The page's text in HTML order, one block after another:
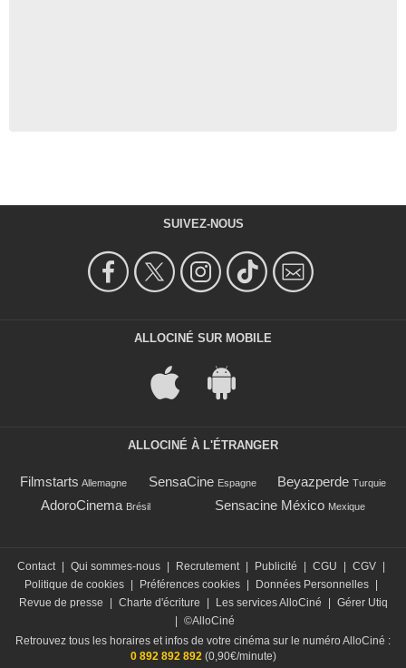
SUIVEZ-NOUS
ALLOCINÉ SUR MOBILE
ALLOCINÉ À L'ÉTRANGER
Filmstarts Allemagne SensaCine Espagne Beyazperde Turquie
AdoroCinema Brésil Sensacine México Mexique
Contact Qui sommes-nous Recrutement Publicité CGU CGV
Politique de cookies
Préférences cookies Données Personnelles
Revue de presse
Charte d'écriture Les services AlloCiné
Gérer Utiq
©AlloCiné
Retrouvez tous les horaires et infos de votre cinéma sur le numéro AlloCiné :
0 892 892 892(0,90€/minute)